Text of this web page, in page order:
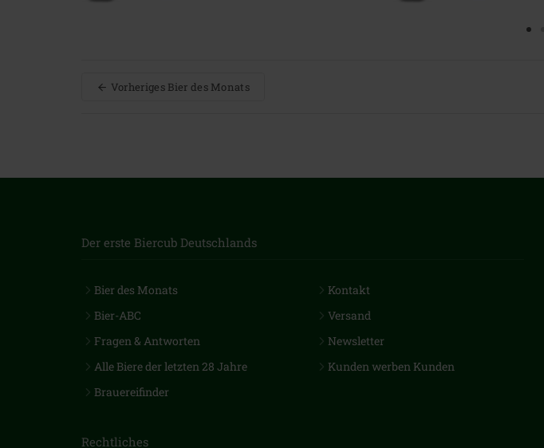
Vorheriges Bier des Monats
Der erste Biercub Deutschlands
Bier des Monats
Bier-ABC
Fragen & Antworten
Alle Biere der letzten 28 Jahre
Brauereifinder
Kontakt
Versand
Newsletter
Kunden werben Kunden
Rechtliches